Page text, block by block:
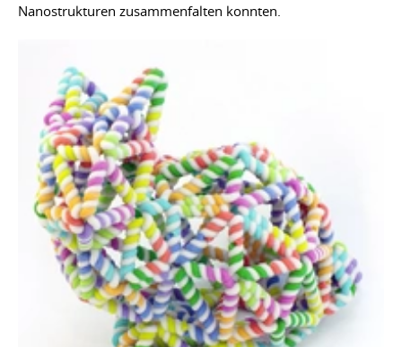
Nanostrukturen zusammenfalten konnten.